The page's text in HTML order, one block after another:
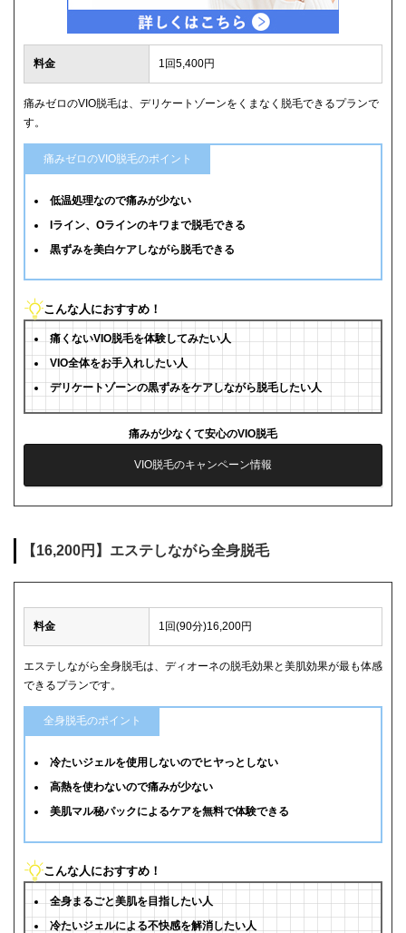
料金 1回5,400円
痛みゼロのVIO脱毛は、デリケートゾーンをくまなく脱毛できるプランで
す。
痛みゼロのVIO脱毛のポイント
低温処理なので痛みが少ない
Iライン、Oラインのキワまで脱毛できる
黒ずみを美白ケアしながら脱毛できる
こんな人におすすめ！
痛くないVIO脱毛を体験してみたい人
VIO全体をお手入れしたい人
デリケートゾーンの黒ずみをケアしながら脱毛したい人
痛みが少なくて安心のVIO脱毛
VIO脱毛のキャンペーン情報
【16,200円】エステしながら全身脱毛
料金 1回(90分)16,200円
エステしながら全身脱毛は、ディオーネの脱毛効果と美肌効果が最も体感
できるプランです。
全身脱毛のポイント
冷たいジェルを使用しないのでヒヤっとしない
高熱を使わないので痛みが少ない
美肌マル秘パックによるケアを無料で体験できる
こんな人におすすめ！
全身まるごと美肌を目指したい人
冷たいジェルによる不快感を解消したい人